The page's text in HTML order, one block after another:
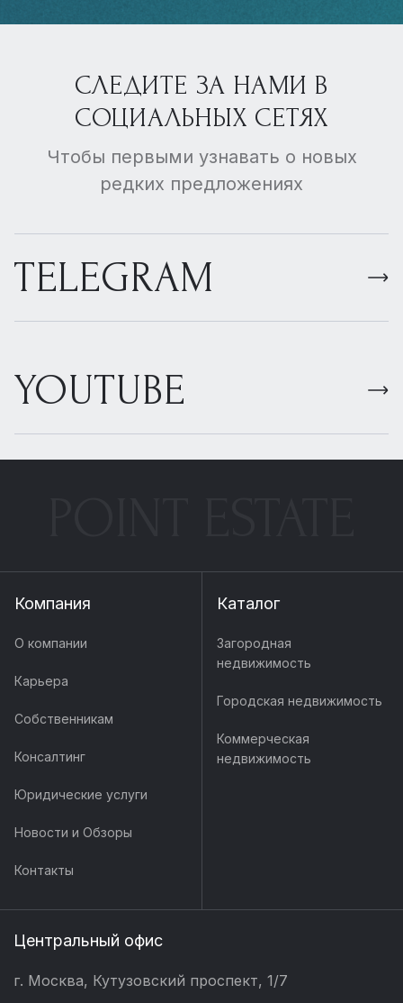
СЛЕДИТЕ ЗА НАМИ В
СОЦИАЛЬНЫХ СЕТЯХ
Чтобы первыми узнавать о новых
редких предложениях
TELEGRAM
YOUTUBE
Компания
О компании
Карьера
Собственникам
Консалтинг
Юридические услуги
Новости и Обзоры
Контакты
Каталог
Загородная
недвижимость
Городская недвижимость
Коммерческая
недвижимость
Центральный офис
г. Москва, Кутузовский проспект, 1/7